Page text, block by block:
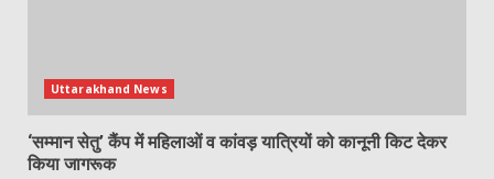
Uttarakhand News
‘सम्मान सेतु’ कैंप में महिलाओं व कांवड़ यात्रियों को कानूनी किट देकर
किया जागरूक